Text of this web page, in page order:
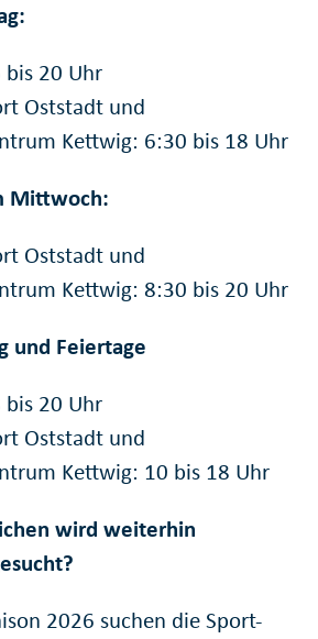
bis 20 Uhr
Oststadt und
Kettwig: 6:30 bis 18 Uhr
Mittwoch:
Oststadt und
Kettwig: 8:30 bis 20 Uhr
und Feiertage
bis 20 Uhr
Oststadt und
Kettwig: 10 bis 18 Uhr
wird weiterhin
2026 suchen die Sport-